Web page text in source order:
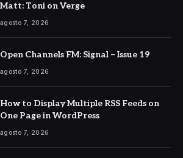
Matt: Toni on Verge
agosto 7, 2026
Open Channels FM: Signal – Issue 19
agosto 7, 2026
How to Display Multiple RSS Feeds on
One Page in WordPress
agosto 7, 2026